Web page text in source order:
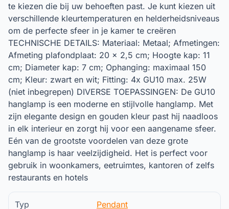
te kiezen die bij uw behoeften past. Je kunt kiezen uit
verschillende kleurtemperaturen en helderheidsniveaus
om de perfecte sfeer in je kamer te creëren
TECHNISCHE DETAILS: Materiaal: Metaal; Afmetingen:
Afmeting plafondplaat: 20 x 2,5 cm; Hoogte kap: 11
cm; Diameter kap: 7 cm; Ophanging: maximaal 150
cm; Kleur: zwart en wit; Fitting: 4x GU10 max. 25W
(niet inbegrepen) DIVERSE TOEPASSINGEN: De GU10
hanglamp is een moderne en stijlvolle hanglamp. Met
zijn elegante design en gouden kleur past hij naadloos
in elk interieur en zorgt hij voor een aangename sfeer.
Eén van de grootste voordelen van deze grote
hanglamp is haar veelzijdigheid. Het is perfect voor
gebruik in woonkamers, eetruimtes, kantoren of zelfs
restaurants en hotels
Typ Pendant